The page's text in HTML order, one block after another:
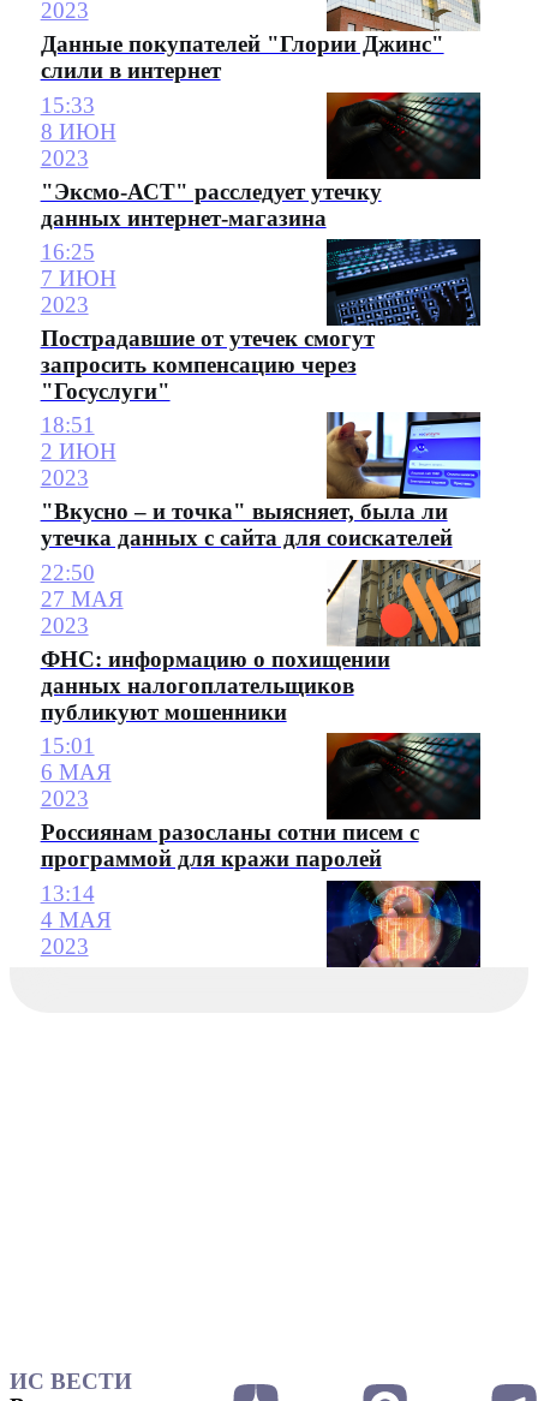
2023
Данные покупателей "Глории Джинс"
слили в интернет
15:33
8 ИЮН
2023
"Эксмо-АСТ" расследует утечку
данных интернет-магазина
16:25
7 ИЮН
2023
Пострадавшие от утечек смогут
запросить компенсацию через
"Госуслуги"
18:51
2 ИЮН
2023
"Вкусно – и точка" выясняет, была ли
утечка данных с сайта для соискателей
22:50
27 МАЯ
2023
ФНС: информацию о похищении
данных налогоплательщиков
публикуют мошенники
15:01
6 МАЯ
2023
Россиянам разосланы сотни писем с
программой для кражи паролей
13:14
4 МАЯ
2023
ИС ВЕСТИ